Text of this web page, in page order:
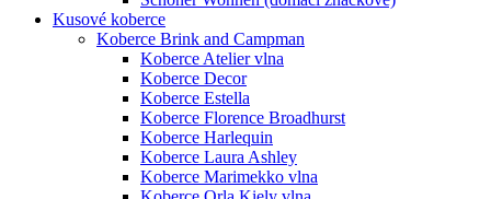
Kusové koberce
Koberce Brink and Campman
Koberce Atelier vlna
Koberce Decor
Koberce Estella
Koberce Florence Broadhurst
Koberce Harlequin
Koberce Laura Ashley
Koberce Marimekko vlna